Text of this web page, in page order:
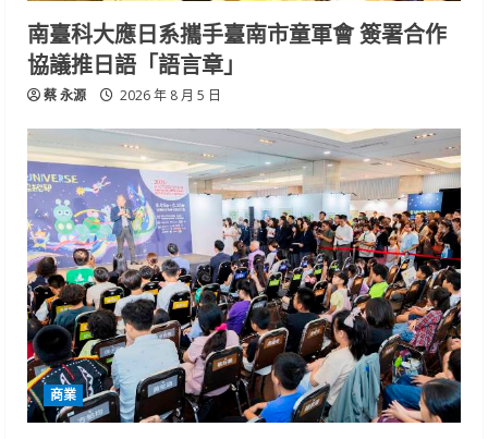
南臺科大應日系攜手臺南市童軍會 簽署合作
協議推日語「語言章」
蔡 永源 2026 年 8 月 5 日
商業